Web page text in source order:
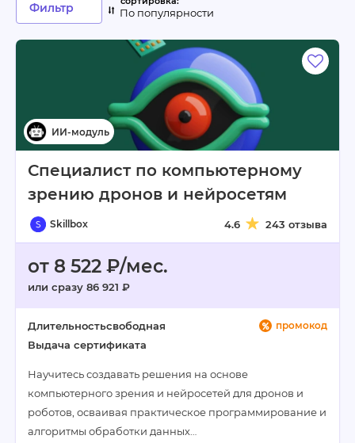
Специалист по компьютерному
зрению дронов и нейросетям
Skillbox 4.6 243 отзыва
от 8 522 ₽/мес.
или сразу 86 921 ₽
промокод
Длительностьсвободная
Выдача сертификата
Научитесь создавать решения на основе
компьютерного зрения и нейросетей для дронов и
роботов, осваивая практическое программирование и
алгоритмы обработки данных…
Фильтр По популярности